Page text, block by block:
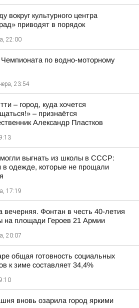
вокруг культурного центра
приводят в порядок
22:00
по водно-моторному
23:54
– город, куда хочется
– признаётся
Александр Пластков
выгнать из школы в СССР:
в одежде, которые не прощали
17:19
вечерняя. Фонтан в честь 40-летия
на площади Героев 21 Армии
20:07
общая готовность социальных
к зиме составляет 34,4%
вновь озарила город яркими